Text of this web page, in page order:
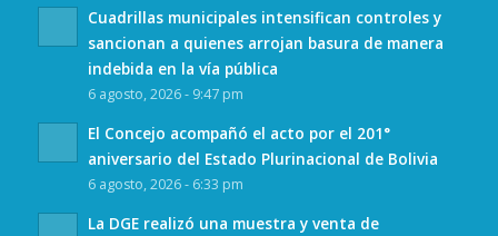
Cuadrillas municipales intensifican controles y
sancionan a quienes arrojan basura de manera
indebida en la vía pública
6 agosto, 2026 - 9:47 pm
El Concejo acompañó el acto por el 201°
aniversario del Estado Plurinacional de Bolivia
6 agosto, 2026 - 6:33 pm
La DGE realizó una muestra y venta de